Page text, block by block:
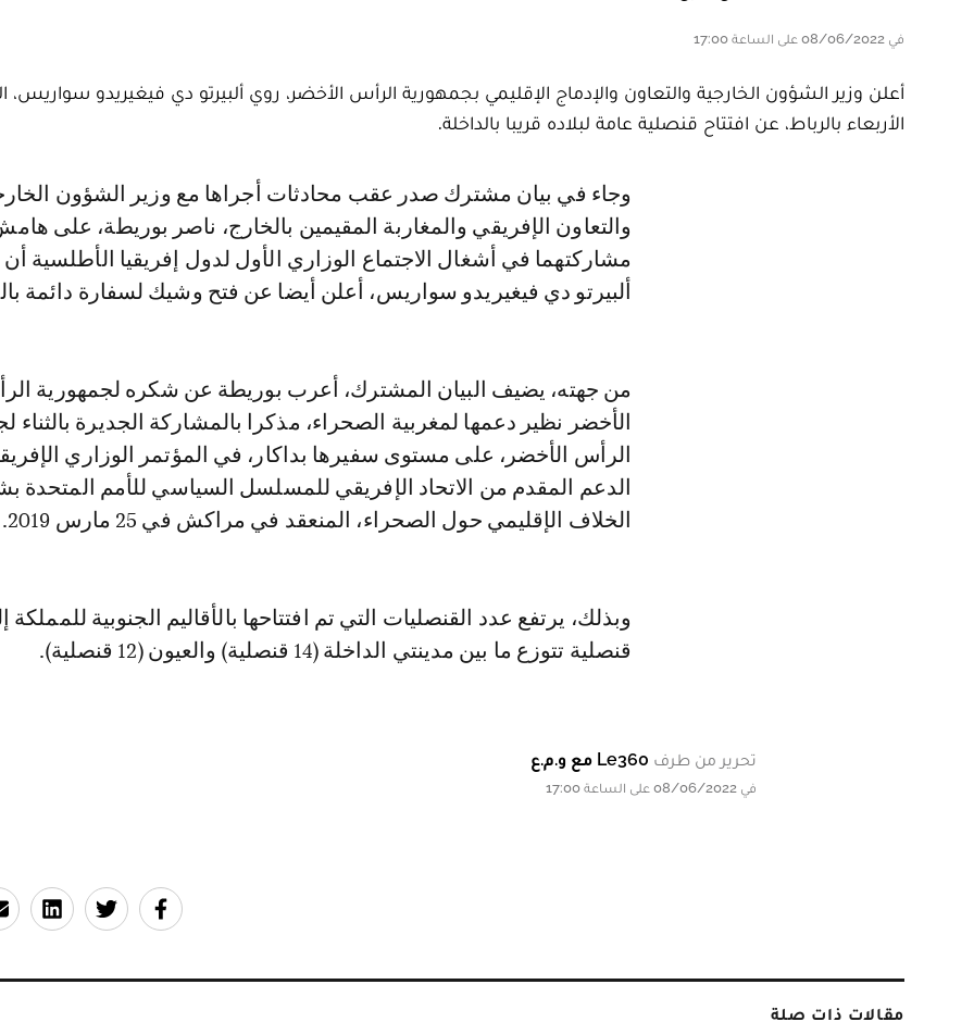
في 08/06/2022 على الساعة 17:00
أعلن وزير الشؤون الخارجية والتعاون والإدماج الإقليمي بجمهورية الرأس الأخضر، روي ألبيرتو دي فيغيريدو سواريس،
الأربعاء بالرباط، عن افتتاح قنصلية عامة لبلاده قريبا بالداخلة.
وجاء في بيان مشترك صدر عقب محادثات أجراها مع وزير الشؤون الخارجية
والتعاون الإفريقي والمغاربة المقيمين بالخارج، ناصر بوريطة، على
مشاركتهما في أشغال الاجتماع الوزاري الأول لدول إفريقيا الأطلسية
ألبيرتو دي فيغيريدو سواريس، أعلن أيضا عن فتح وشيك لسفارة دائمة
من جهته، يضيف البيان المشترك، أعرب بوريطة عن شكره لجمهورية
الأخضر نظير دعمها لمغربية الصحراء، مذكرا بالمشاركة الجديرة بالثناء
الرأس الأخضر، على مستوى سفيرها بداكار، في المؤتمر الوزاري
الدعم المقدم من الاتحاد الإفريقي للمسلسل السياسي للأمم المتحدة
الخلاف الإقليمي حول الصحراء، المنعقد في مراكش في 25 مارس 2019.
قنصلية تتوزع ما بين مدينتي الداخلة (14 قنصلية) والعيون (12 قنصلية).
تحرير من طرف Le360 مع و.م.ع
في 08/06/2022 على الساعة 17:00
مقالات ذات صلة